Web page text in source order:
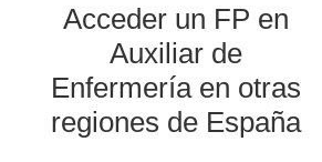
Acceder un FP en
Auxiliar de
Enfermería en otras
regiones de España